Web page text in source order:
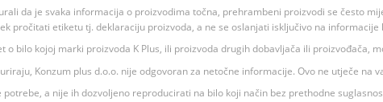
da je svaka informacija o proizvodima točna, prehrambeni proizvodi se često
pročitati etiketu tj. deklaraciju proizvoda, a ne se oslanjati isključivo na informacije
o bilo kojoj marki proizvoda K Plus, ili proizvoda drugih dobavljača ili proizvođača,
Konzum plus d.o.o. nije odgovoran za netočne informacije. Ovo ne utječe na
a nije ih dozvoljeno reproducirati na bilo koji način bez prethodne